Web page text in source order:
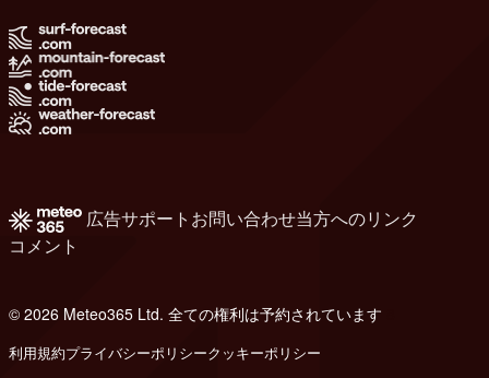
広告サポート お問い合わせ当方へのリンク
コメント
© 2026 Meteo365 Ltd. 全ての権利は予約されています
利用規約プライバシーポリシークッキーポリシー